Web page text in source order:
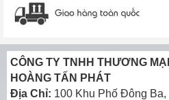
CÔNG TY TNHH THƯƠNG
HOÀNG TẤN PHÁT
Địa Chỉ: 100 Khu Phố Đông